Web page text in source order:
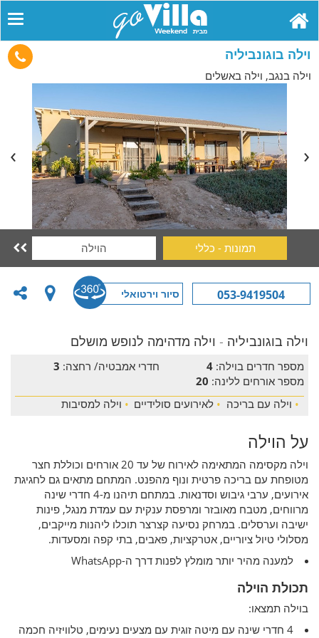
וילה בוגונביליה
וילה בנגב, וילה באשלים
תמונות - כללי הוילה 
053-9419504 סיור וירטואלי
וילה בוגונביליה - וילה מדהימה לנופש מושלם
מספר חדרים בוילה: 4 חדרי אמבטיה/ רחצה: 3
מספר אורחים ללינה: 20
• וילה עם בריכה • לאירועים סולידיים • וילה למסיבות
על הוילה
וילה מקסימה המתאימה לאירוח של עד 20 אורחים וכוללת חצר
מטופחת עם בריכה פרטית ונוף מהפנט. המתחם מתאים גם לחגיגת
אירועים, ערבי גיבוש וסדנאות. במתחם תיהנו מ-4 חדרי שינה
מרווחים, מטבח מאובזר ומרפסת ענקית עם עמדת מנגל, פינות
ישיבה וערסלים. במרחק נסיעה קצרצר תוכלו ליהנות מייקבים,
מסלולי טיול ציוריים, אטרקציות, פאבים, בתי קפה ומסעדות.
למענה מהיר יותר מומלץ לפנות דרך ה-WhatsApp
תכולת הוילה
בוילה תמצאו:
4 חדרי שינה עם מיטה זוגית עם מצעים נעימים, טלוויזיה חכמה